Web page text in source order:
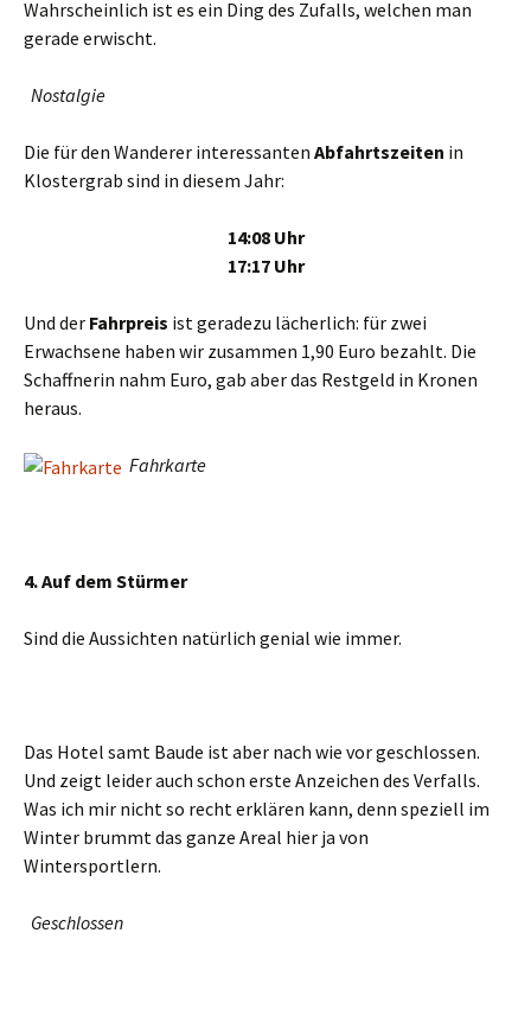
Wahrscheinlich ist es ein Ding des Zufalls, welchen man
gerade erwischt.
Nostalgie
Die für den Wanderer interessanten Abfahrtszeiten in
Klostergrab sind in diesem Jahr:
14:08 Uhr
17:17 Uhr
Und der Fahrpreis ist geradezu lächerlich: für zwei
Erwachsene haben wir zusammen 1,90 Euro bezahlt. Die
Schaffnerin nahm Euro, gab aber das Restgeld in Kronen
heraus.
Fahrkarte
4. Auf dem Stürmer
Sind die Aussichten natürlich genial wie immer.
Das Hotel samt Baude ist aber nach wie vor geschlossen.
Und zeigt leider auch schon erste Anzeichen des Verfalls.
Was ich mir nicht so recht erklären kann, denn speziell im
Winter brummt das ganze Areal hier ja von
Wintersportlern.
Geschlossen